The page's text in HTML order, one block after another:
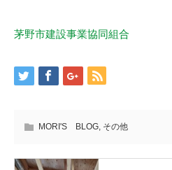
茅野市建設事業協同組合
MORI'S BLOG, その他